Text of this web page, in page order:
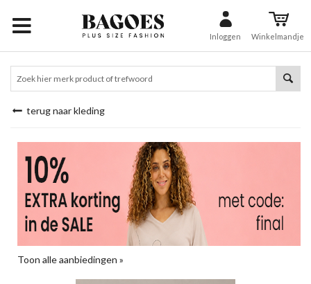
Inloggen Winkelmandje
terug naar kleding
Toon alle aanbiedingen »